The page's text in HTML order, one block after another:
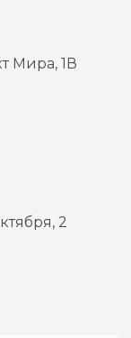
Мира, 1В
2